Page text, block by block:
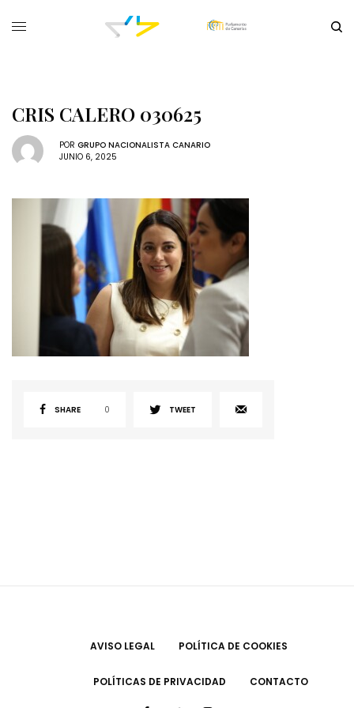
CRIS CALERO 030625
POR GRUPO NACIONALISTA CANARIO
JUNIO 6, 2025
SHARE 0 TWEET
AVISO LEGAL POLÍTICA DE COOKIES
POLÍTICAS DE PRIVACIDAD CONTACTO